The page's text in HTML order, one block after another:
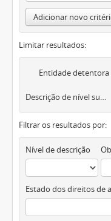
Adicionar novo
Limitar resultados:
Entidade detentora
Descrição de nível superior
Filtrar os resultados por:
Nível de descrição
Estado dos direitos de